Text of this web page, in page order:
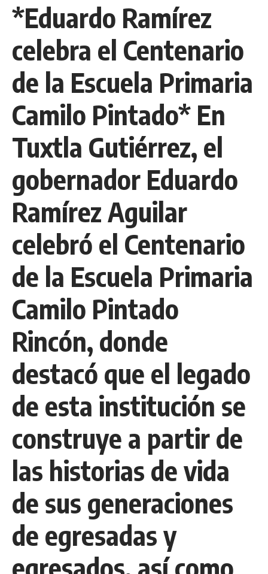
*Eduardo Ramírez
celebra el Centenario
de la Escuela Primaria
Camilo Pintado* En
Tuxtla Gutiérrez, el
gobernador Eduardo
Ramírez Aguilar
celebró el Centenario
de la Escuela Primaria
Camilo Pintado
Rincón, donde
destacó que el legado
de esta institución se
construye a partir de
las historias de vida
de sus generaciones
de egresadas y